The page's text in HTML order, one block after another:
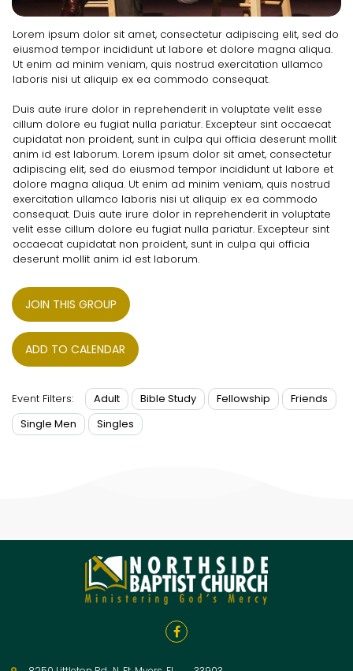
Lorem ipsum dolor sit amet, consectetur adipiscing elit, sed do
eiusmod tempor incididunt ut labore et dolore magna aliqua.
Ut enim ad minim veniam, quis nostrud exercitation ullamco
laboris nisi ut aliquip ex ea commodo consequat.
Duis aute irure dolor in reprehenderit in voluptate velit esse
cillum dolore eu fugiat nulla pariatur. Excepteur sint occaecat
cupidatat non proident, sunt in culpa qui officia deserunt mollit
anim id est laborum. Lorem ipsum dolor sit amet, consectetur
adipiscing elit, sed do eiusmod tempor incididunt ut labore et
dolore magna aliqua. Ut enim ad minim veniam, quis nostrud
exercitation ullamco laboris nisi ut aliquip ex ea commodo
consequat. Duis aute irure dolor in reprehenderit in voluptate
velit esse cillum dolore eu fugiat nulla pariatur. Excepteur sint
occaecat cupidatat non proident, sunt in culpa qui officia
deserunt mollit anim id est laborum.
JOIN THIS GROUP
ADD TO CALENDAR
Event Filters: Adult Bible Study Fellowship
Friends
Single Men
Singles
